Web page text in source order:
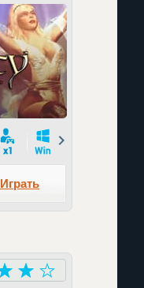
Играть